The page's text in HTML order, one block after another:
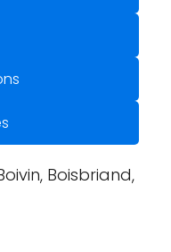
Boisbriand,